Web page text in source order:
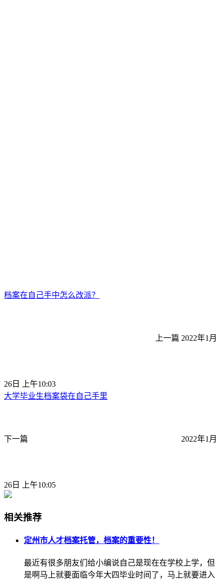
档案在自己手中怎么改派？
上一篇 2022年1月
26日 上午10:03
大学毕业生档案袋在自己手里
下一篇 2022年1月
26日 上午10:05
相关推荐
定州市人才档案托管，档案的重要性！
最近有很多朋友们给小编说自己是现在在学校上学，但
是啊马上就要面临今年大四毕业时间了，马上就要进入